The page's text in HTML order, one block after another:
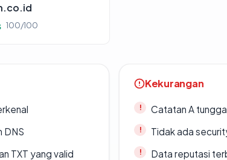
100/100
DNS
TXT yang valid
Kekurangan
Catatan A
Tidak ada
Data reputasi